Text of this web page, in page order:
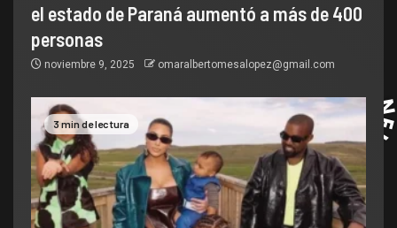
el estado de Paraná aumentó a más de 400
personas
noviembre 9, 2025 omaralbertomesalopez@gmail.com
3 min de lectura